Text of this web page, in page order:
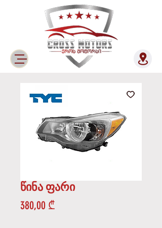
წინა ფარი
380,00 ₾